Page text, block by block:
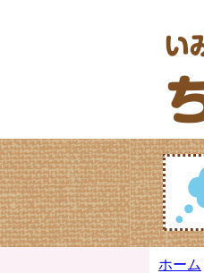
ホーム